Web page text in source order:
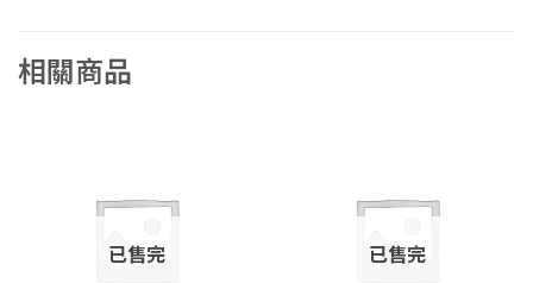
相關商品
已售完 已售完